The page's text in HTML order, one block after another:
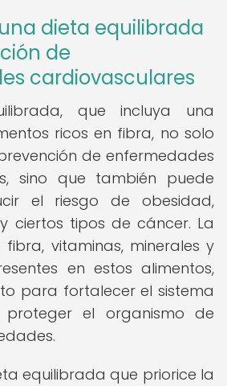
dieta equilibrada
de
cardiovasculares
que incluya una
ricos en fibra, no solo
de enfermedades
sino que también puede
el riesgo de obesidad,
ciertos tipos de cáncer. La
vitaminas, minerales y
en estos alimentos,
para fortalecer el sistema
proteger el organismo de
equilibrada que priorice la